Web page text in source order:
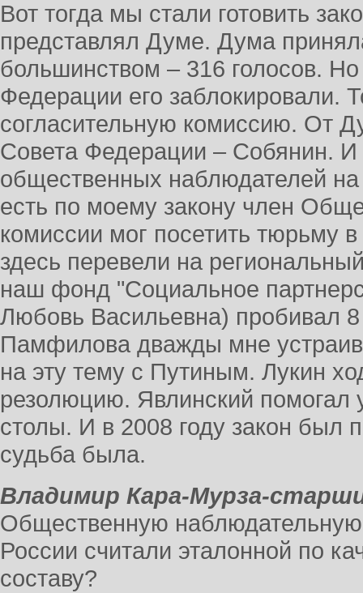
Вот тогда мы стали готовить
представлял Думе. Дума
большинством – 316 голосов.
Федерации его заблокировали.
согласительную комиссию. От
Совета Федерации – Собянин. И
общественных наблюдателей
есть по моему закону член
комиссии мог посетить тюрьму
здесь перевели на
наш фонд "Социальное
Любовь Васильевна) пробивал
Памфилова дважды мне
на эту тему с Путиным. Лукин
резолюцию. Явлинский помогал
столы. И в 2008 году закон был
судьба была.
Владимир Кара-Мурза-
Общественную
России считали эталонной по
составу?